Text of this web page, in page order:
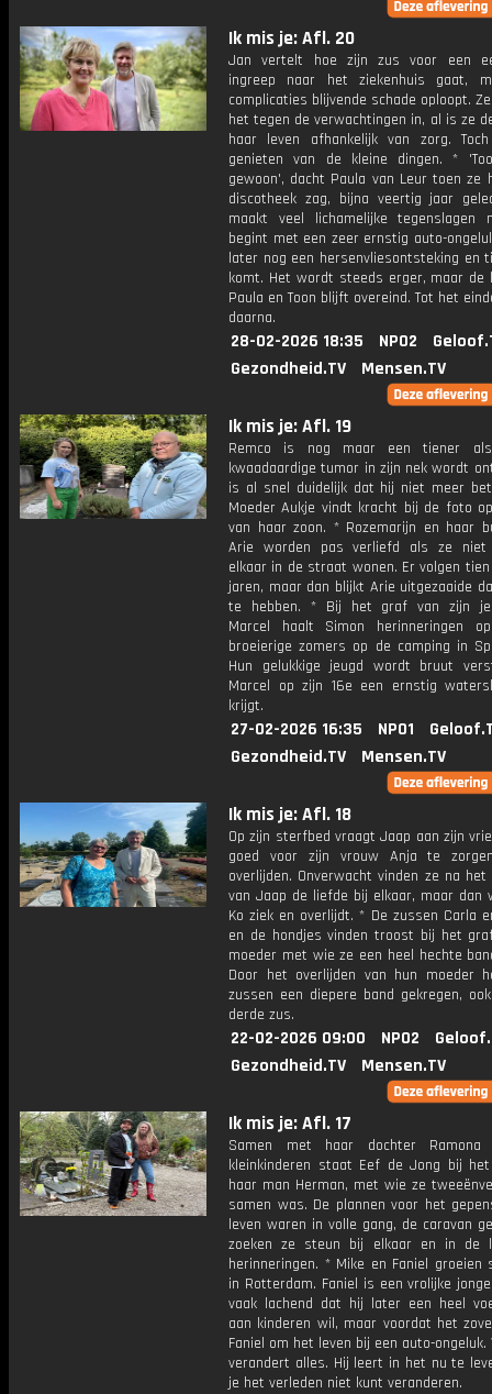
Ik mis je: Afl. 20
Jan vertelt hoe zijn zus voor een
ingreep naar het ziekenhuis gaat,
complicaties blijvende schade oploopt.
het tegen de verwachtingen in, al is ze
haar leven afhankelijk van zorg.
genieten van de kleine dingen. *
gewoon', dacht Paula van Leur toen ze
discotheek zag, bijna veertig jaar
maakt veel lichamelijke tegenslagen
begint met een zeer ernstig auto-
later nog een hersenvliesontsteking en
komt. Het wordt steeds erger, maar de
Paula en Toon blijft overeind. Tot het
daarna.
28-02-2026 18:35 NPO2
Gezondheid.TV
Mensen.TV
Ik mis je: Afl. 19
Remco is nog maar een tiener
kwaadaardige tumor in zijn nek wordt
is al snel duidelijk dat hij niet meer
Moeder Aukje vindt kracht bij de foto
van haar zoon. * Rozemarijn en haar
Arie worden pas verliefd als ze
elkaar in de straat wonen. Er volgen tien
jaren, maar dan blijkt Arie uitgezaaide
te hebben. * Bij het graf van zijn
Marcel haalt Simon herinneringen
broeierige zomers op de camping in
Hun gelukkige jeugd wordt bruut
Marcel op zijn 16e een ernstig
krijgt.
27-02-2026 16:35 NPO1
Gezondheid.TV
Mensen.TV
Ik mis je: Afl. 18
Op zijn sterfbed vraagt Jaap aan zijn
goed voor zijn vrouw Anja te
overlijden. Onverwacht vinden ze na het
van Jaap de liefde bij elkaar, maar dan
Ko ziek en overlijdt. * De zussen Carla
en de hondjes vinden troost bij het
moeder met wie ze een heel hechte
Door het overlijden van hun moeder
zussen een diepere band gekregen,
derde zus.
22-02-2026 09:00 NPO2
Gezondheid.TV
Mensen.TV
Ik mis je: Afl. 17
Samen met haar dochter
kleinkinderen staat Eef de Jong bij
haar man Herman, met wie ze
samen was. De plannen voor het
leven waren in volle gang, de caravan
zoeken ze steun bij elkaar en in de
herinneringen. * Mike en Faniel groeien
in Rotterdam. Faniel is een vrolijke
vaak lachend dat hij later een heel
aan kinderen wil, maar voordat het
Faniel om het leven bij een auto-ongeluk.
verandert alles. Hij leert in het nu te
je het verleden niet kunt veranderen.